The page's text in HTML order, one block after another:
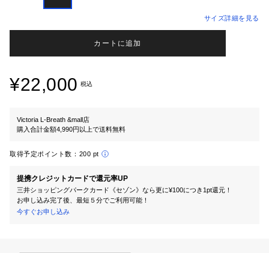
サイズ詳細を見る
カートに追加
¥22,000 税込
Victoria L-Breath &mall店
購入合計金額4,990円以上で送料無料
取得予定ポイント数： 200 pt
提携クレジットカードで還元率UP
三井ショッピングパークカード《セゾン》なら更に¥100につき1pt還元！
お申し込み完了後、最短５分でご利用可能！
今すぐお申し込み